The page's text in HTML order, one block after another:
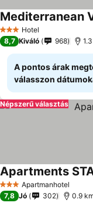
3 Kategória
Hotel
Mediterranean
8,7 Kiváló 968
A pontos árak
válasszon
Népszerű választás
3 KategóriaApartmanhotel
Apartments
7,8 Jó 302 0.9